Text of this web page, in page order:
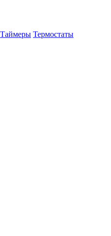
Таймеры Термостаты